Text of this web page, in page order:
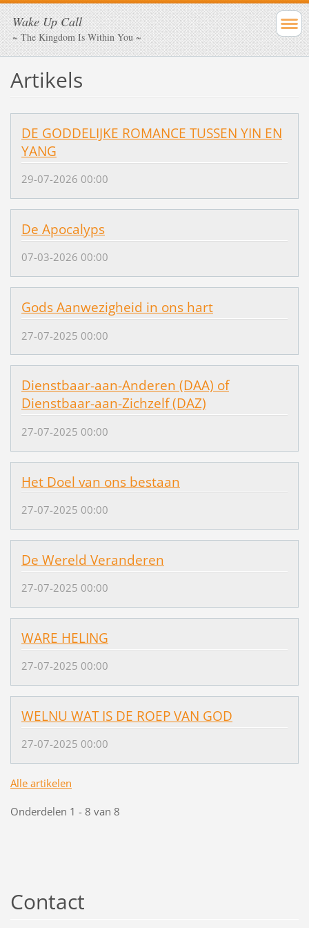
Wake Up Call
~ The Kingdom Is Within You ~
Artikels
DE GODDELIJKE ROMANCE TUSSEN YIN EN
YANG
29-07-2026 00:00
De Apocalyps
07-03-2026 00:00
Gods Aanwezigheid in ons hart
27-07-2025 00:00
Dienstbaar-aan-Anderen (DAA) of
Dienstbaar-aan-Zichzelf (DAZ)
27-07-2025 00:00
Het Doel van ons bestaan
27-07-2025 00:00
De Wereld Veranderen
27-07-2025 00:00
WARE HELING
27-07-2025 00:00
WELNU WAT IS DE ROEP VAN GOD
27-07-2025 00:00
Alle artikelen
Onderdelen 1 - 8 van 8
Contact